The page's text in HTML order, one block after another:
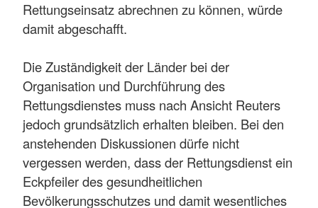
Rettungseinsatz abrechnen zu können, würde
damit abgeschafft.
Die Zuständigkeit der Länder bei der
Organisation und Durchführung des
Rettungsdienstes muss nach Ansicht Reuters
jedoch grundsätzlich erhalten bleiben. Bei den
anstehenden Diskussionen dürfe nicht
vergessen werden, dass der Rettungsdienst ein
Eckpfeiler des gesundheitlichen
Bevölkerungsschutzes und damit wesentliches